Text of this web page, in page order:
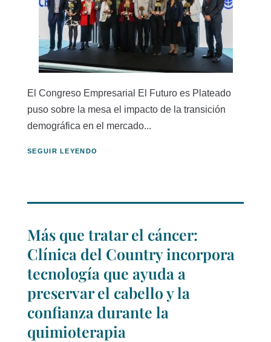
El Congreso Empresarial El Futuro es Plateado
puso sobre la mesa el impacto de la transición
demográfica en el mercado...
SEGUIR LEYENDO
Más que tratar el cáncer:
Clínica del Country incorpora
tecnología que ayuda a
preservar el cabello y la
confianza durante la
quimioterapia